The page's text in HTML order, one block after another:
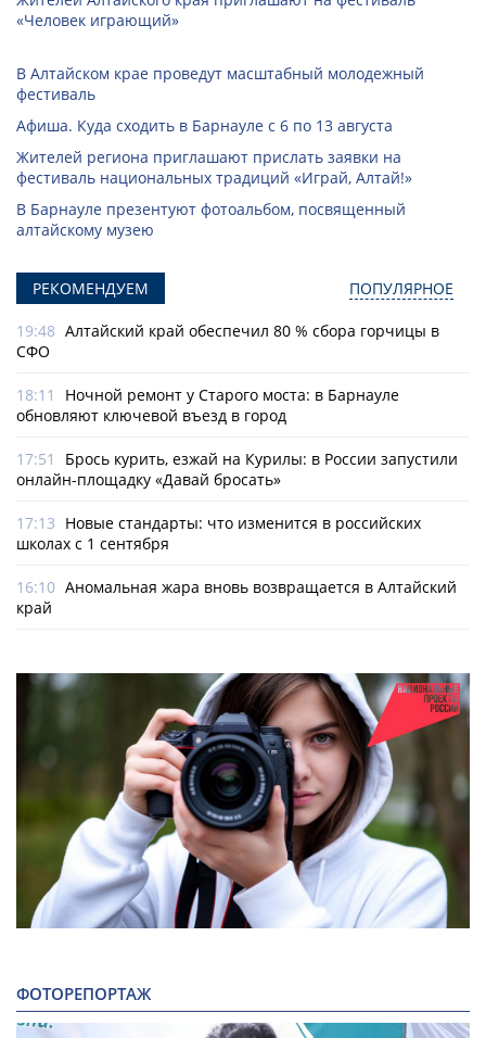
«Человек играющий»
В Алтайском крае проведут масштабный молодежный
фестиваль
Афиша. Куда сходить в Барнауле с 6 по 13 августа
Жителей региона приглашают прислать заявки на
фестиваль национальных традиций «Играй, Алтай!»
В Барнауле презентуют фотоальбом, посвященный
алтайскому музею
РЕКОМЕНДУЕМ ПОПУЛЯРНОЕ
19:48 Алтайский край обеспечил 80 % сбора горчицы в
СФО
18:11
Ночной ремонт у Старого моста: в Барнауле
обновляют ключевой въезд в город
17:51
Брось курить, езжай на Курилы: в России запустили
онлайн-­площадку «Давай бросать»
17:13 Новые стандарты: что изменится в российских
школах с 1 сентября
16:10 Аномальная жара вновь возвращается в Алтайский
край
ФОТОРЕПОРТАЖ